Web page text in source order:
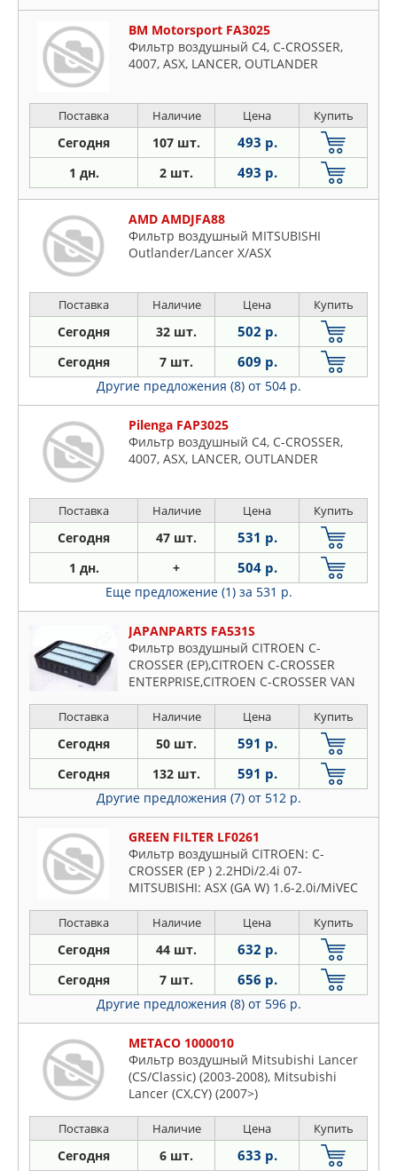
BM Motorsport FA3025
Фильтр воздушный C4, C-CROSSER,
4007, ASX, LANCER, OUTLANDER
Поставка Наличие Цена Купить
Сегодня 107 шт. 493 р.
1 дн. 2 шт. 493 р.
AMD AMDJFA88
Фильтр воздушный MITSUBISHI
Outlander/Lancer X/ASX
Поставка Наличие Цена Купить
Сегодня 32 шт. 502 р.
Сегодня 7 шт. 609 р.
Другие предложения (8) от 504 р.
Pilenga FAP3025
Фильтр воздушный C4, C-CROSSER,
4007, ASX, LANCER, OUTLANDER
Поставка Наличие Цена Купить
Сегодня 47 шт. 531 р.
1 дн. + 504 р.
Еще предложение (1) за 531 р.
JAPANPARTS FA531S
Фильтр воздушный CITROEN C-
CROSSER (EP),CITROEN C-CROSSER
ENTERPRISE,CITROEN C-CROSSER VAN
ASX (GAW),MITSUBISHI LANCER
SPORTBA
Поставка Наличие Цена Купить
Сегодня 50 шт. 591 р.
Сегодня 132 шт. 591 р.
Другие предложения (7) от 512 р.
GREEN FILTER LF0261
Фильтр воздушный CITROEN: C-
CROSSER (EP ) 2.2HDi/2.4i 07-
MITSUBISHI: ASX (GA W) 1.6-2.0i/MiVEC
OUTLANDER II 2.0-3.0i/Di-D 06-
Поставка Наличие Цена Купить
Сегодня 44 шт. 632 р.
Сегодня 7 шт. 656 р.
Другие предложения (8) от 596 р.
METACO 1000010
Фильтр воздушный Mitsubishi Lancer
(CS/Classic) (2003-2008), Mitsubishi
Lancer (CX,CY) (2007>)
Поставка Наличие Цена Купить
Сегодня 6 шт. 633 р.